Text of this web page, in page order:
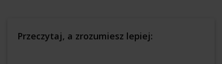
Przeczytaj, a zrozumiesz lepiej: